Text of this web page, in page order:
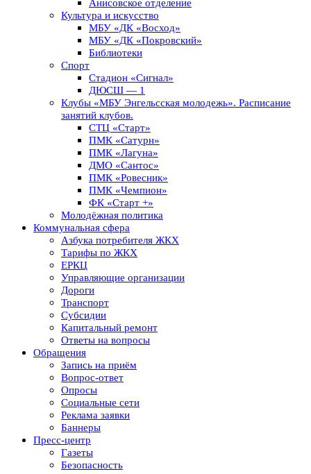
Анисовское отделение
Культура и искусство
МБУ «ДК «Восход»
МБУ «ДК «Покровский»
Библиотеки
Спорт
Стадион «Сигнал»
ДЮСШ — 1
Клубы «МБУ Энгельсская молодежь». Расписание
занятий клубов.
СТЦ «Старт»
ПМК «Сатурн»
ПМК «Лагуна»
ДМО «Сантос»
ПМК «Ровесник»
ПМК «Чемпион»
ФК «Старт +»
Молодёжная политика
Коммунальная сфера
Азбука потребителя ЖКХ
Тарифы по ЖКХ
ЕРКЦ
Управляющие организации
Дороги
Транспорт
Субсидии
Капитальный ремонт
Ответы на вопросы
Обращения
Запись на приём
Вопрос-ответ
Опросы
Социальные сети
Реклама заявки
Баннеры
Пресс-центр
Газеты
Безопасность